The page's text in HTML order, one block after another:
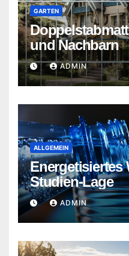
GARTEN
und Nachbarn
ADMIN
ALLGEMEIN
Energetisiertes
Studien-Lage
ADMIN